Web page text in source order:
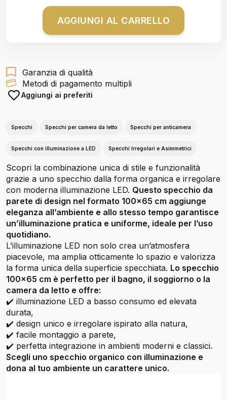
AGGIUNGI AL CARRELLO
Garanzia di qualità
Metodi di pagamento multipli
Aggiungi ai preferiti
Specchi Specchi per camera da letto Specchi per anticamera
Specchi con illuminazione a LED Specchi Irregolari e Asimmetrici
Scopri la combinazione unica di stile e funzionalità
grazie a uno specchio dalla forma organica e irregolare
con moderna illuminazione LED. Questo specchio da
parete di design nel formato 100x65 cm aggiunge
eleganza all’ambiente e allo stesso tempo garantisce
un’illuminazione pratica e uniforme, ideale per l’uso
quotidiano.
L’illuminazione LED non solo crea un’atmosfera
piacevole, ma amplia otticamente lo spazio e valorizza
la forma unica della superficie specchiata. Lo specchio
100x65 cm è perfetto per il bagno, il soggiorno o la
camera da letto e offre:
✔️ illuminazione LED a basso consumo ed elevata
durata,
✔️ design unico e irregolare ispirato alla natura,
✔️ facile montaggio a parete,
✔️ perfetta integrazione in ambienti moderni e classici.
Scegli uno specchio organico con illuminazione e
dona al tuo ambiente un carattere unico.